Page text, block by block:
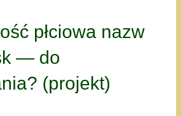
płciowa nazw
— do
(projekt)